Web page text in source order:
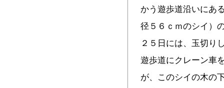
かう遊歩道沿いにあ
径５６ｃｍのシイ）
２５日には、玉切り
遊歩道にクレーン車
が、このシイの木の